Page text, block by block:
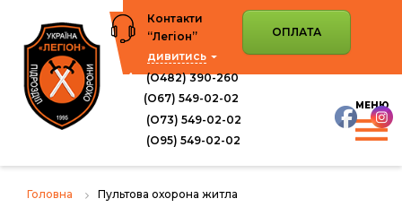
вмісту
(О482) 390-260
(О67) 549-02-02
(О73) 549-02-02
(O95) 549-02-02
Контакти
“Легіон”
дивитись
ОПЛАТА
Головна Пультова охорона житла